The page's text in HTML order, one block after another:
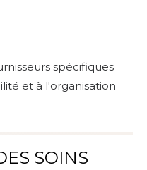
spécifiques
et à l'organisation
SOINS